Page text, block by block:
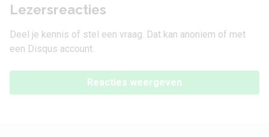
Lezersreacties
Deel je kennis of stel een vraag. Dat kan anoniem of met
een Disqus account.
Reacties weergeven